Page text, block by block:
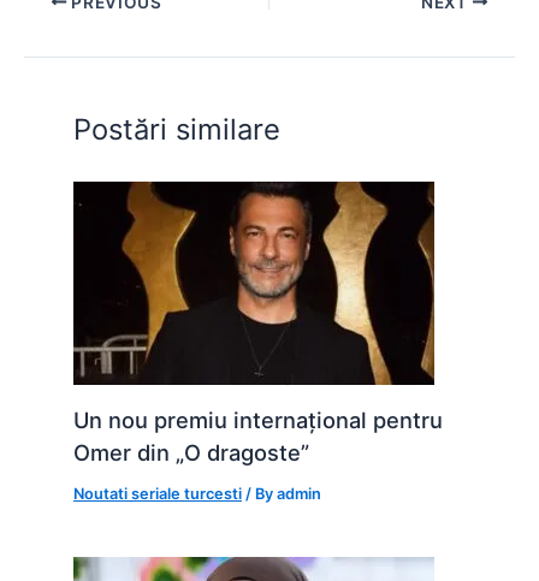
o
o
k
p
p
n
g
er
Postări similare
Un nou premiu internațional pentru
Omer din „O dragoste”
Noutati seriale turcesti / Byadmin